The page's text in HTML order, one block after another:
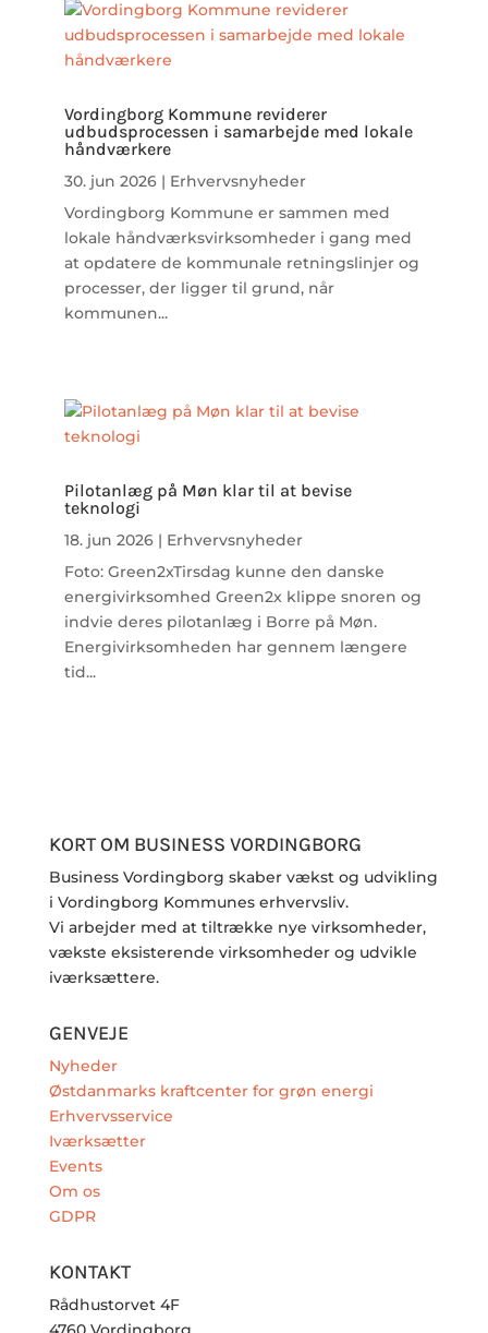
Vordingborg Kommune reviderer
udbudsprocessen i samarbejde med lokale
håndværkere
30. jun 2026 | Erhvervsnyheder
Vordingborg Kommune er sammen med
lokale håndværksvirksomheder i gang med
at opdatere de kommunale retningslinjer og
processer, der ligger til grund, når
kommunen...
Pilotanlæg på Møn klar til at bevise
teknologi
18. jun 2026 | Erhvervsnyheder
Foto: Green2xTirsdag kunne den danske
energivirksomhed Green2x klippe snoren og
indvie deres pilotanlæg i Borre på Møn.
Energivirksomheden har gennem længere
tid...
KORT OM BUSINESS VORDINGBORG
Business Vordingborg skaber vækst og udvikling
i Vordingborg Kommunes erhvervsliv.
Vi arbejder med at tiltrække nye virksomheder,
vækste eksisterende virksomheder og udvikle
iværksættere.
GENVEJE
Nyheder
Østdanmarks kraftcenter for grøn energi
Erhvervsservice
Iværksætter
Events
Om os
GDPR
KONTAKT
Rådhustorvet 4F